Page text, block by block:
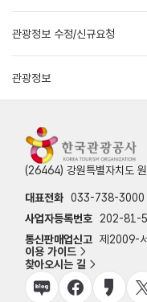
관광정보 수정/신규요청
관광정보
(26464) 강원특별자치도
대표전화 033-738-3000
사업자등록번호
202-81-
통신판매업신고 제2009-
이용 가이드
찾아오시는 길